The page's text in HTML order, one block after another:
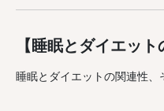
【睡眠とダイエット
睡眠とダイエットの関連性、